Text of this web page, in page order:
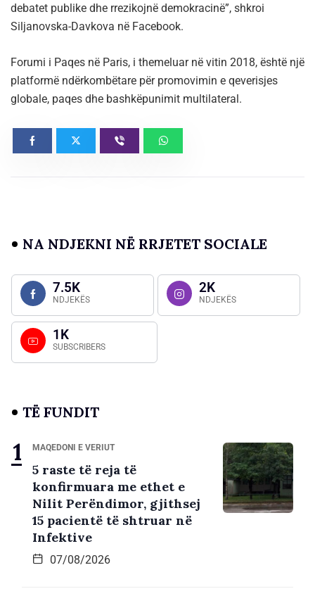
debatet publike dhe rrezikojnë demokracinë”, shkroi
Siljanovska-Davkova në Facebook.
Forumi i Paqes në Paris, i themeluar në vitin 2018, është një
platformë ndërkombëtare për promovimin e qeverisjes
globale, paqes dhe bashkëpunimit multilateral.
NA NDJEKNI NË RRJETET SOCIALE
7.5K
NDJEKËS
2K
NDJEKËS
1K
SUBSCRIBERS
TË FUNDIT
MAQEDONI E VERIUT
5 raste të reja të
konfirmuara me ethet e
Nilit Perëndimor, gjithsej
15 pacientë të shtruar në
Infektive
07/08/2026